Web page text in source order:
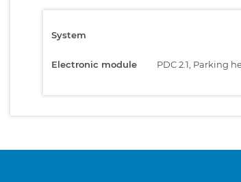
System
Electronic module PDC 2.1, Parking